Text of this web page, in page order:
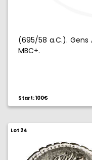
(695/58 a.C.). Gens
MBC+.
Start: 100€
Lot 24